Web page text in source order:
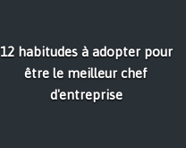
12 habitudes à adopter pour
être le meilleur chef
d'entreprise